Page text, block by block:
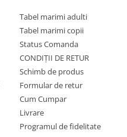
Tabel marimi adulti
Tabel marimi copii
Status Comanda
CONDIȚII DE RETUR
Schimb de produs
Formular de retur
Cum Cumpar
Livrare
Programul de fidelitate